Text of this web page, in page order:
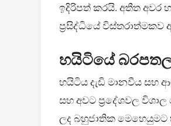
ඉදිරිපත් කරයි. අතීත
ප්‍රසිද්ධියේ විස්තරාත්මකව
හයිටියේ
හයිටිය දැඩි මානවීය සහ
සහ අවට ප්‍රදේශවල
ලද බහුජාතික